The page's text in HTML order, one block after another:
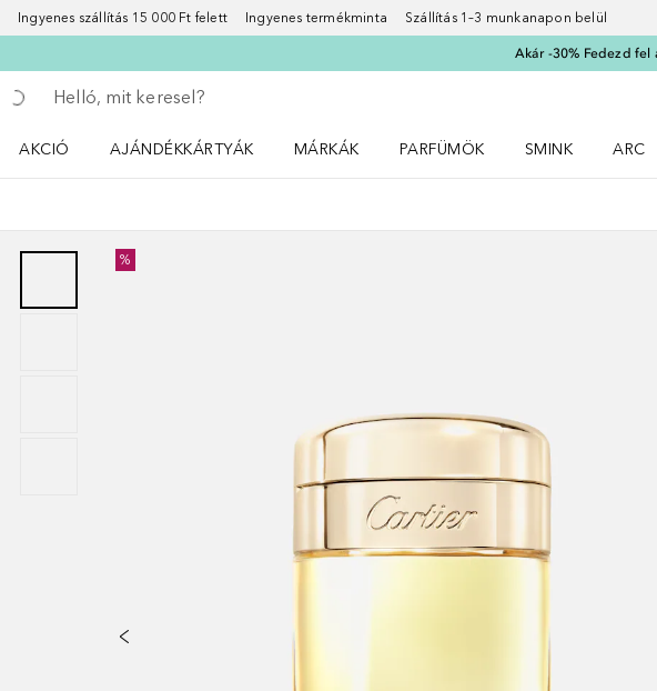
Ingyenes szállítás 15 000 Ft felett Ingyenes termékminta Szállítás 1–3 munkanapon belül
Akár -30% Fedezd
Menj vissza
Keresés végrehajtása
AKCIÓ
AJÁNDÉKKÁRTYÁK
MÁRKÁK
PARFÜMÖK
SMINK
ARC
%